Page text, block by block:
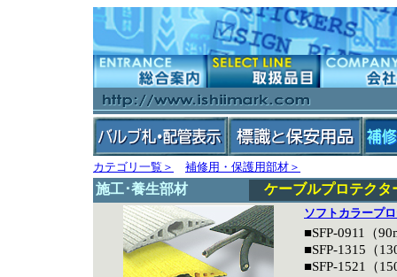
カテゴリ一覧＞ 補修用・保護用部材＞
施工･養生部材 ケーブルプロテクタ
ソフトカラープ
■SFP-0911（
■SFP-1315（
■SFP-1521（